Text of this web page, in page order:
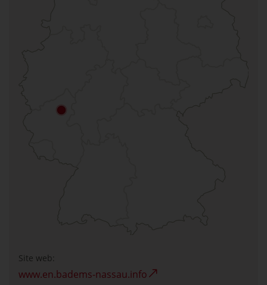
Site web:
www.en.badems-nassau.info